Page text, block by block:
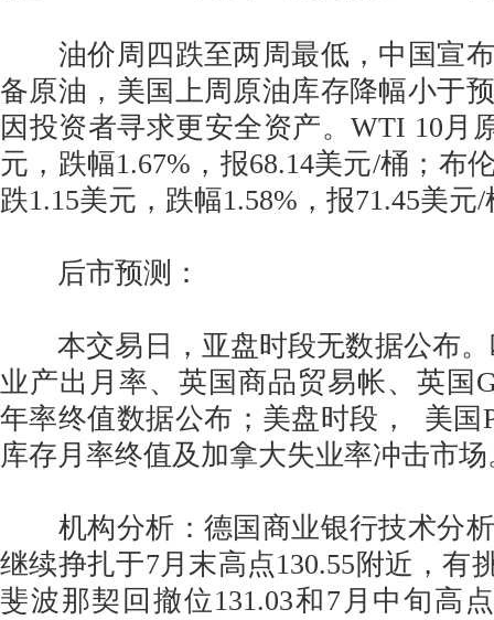
油价周四跌至两周最低，中国宣布
备原油，美国上周原油库存降幅小于
因投资者寻求更安全资产。WTI 10月
元，跌幅1.67%，报68.14美元/桶；布
跌1.15美元，跌幅1.58%，报71.45美元/
后市预测：
本交易日，亚盘时段无数据公布。
业产出月率、英国商品贸易帐、英国
年率终值数据公布；美盘时段， 美国
库存月率终值及加拿大失业率冲击市场
机构分析：德国商业银行技术分析
继续挣扎于7月末高点130.55附近，有
斐波那契回撤位131.03和7月中旬高